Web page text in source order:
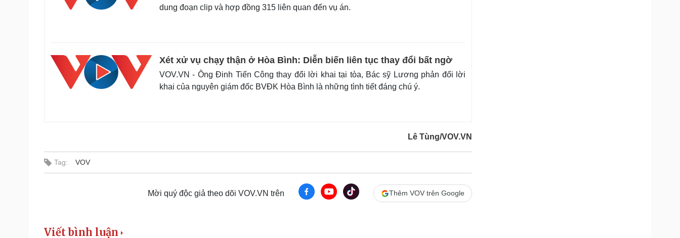
dung đoạn clip và hợp đồng 315 liên quan đến vụ án.
Xét xử vụ chạy thận ở Hòa Bình: Diễn biến liên tục thay đổi bất ngờ
VOV.VN - Ông Đinh Tiến Công thay đổi lời khai tại tòa, Bác sỹ Lương phản đối lời
khai của nguyên giám đốc BVĐK Hòa Bình là những tình tiết đáng chú ý.
Lê Tùng/VOV.VN
Tag: VOV
Mời quý độc giả theo dõi VOV.VN trên Thêm VOV trên Google
Viết bình luận